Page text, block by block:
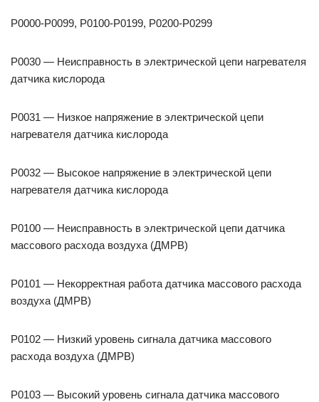
P0000-P0099, P0100-P0199, P0200-P0299
P0030 — Неисправность в электрической цепи нагревателя
датчика кислорода
P0031 — Низкое напряжение в электрической цепи
нагревателя датчика кислорода
P0032 — Высокое напряжение в электрической цепи
нагревателя датчика кислорода
P0100 — Неисправность в электрической цепи датчика
массового расхода воздуха (ДМРВ)
P0101 — Некорректная работа датчика массового расхода
воздуха (ДМРВ)
P0102 — Низкий уровень сигнала датчика массового
расхода воздуха (ДМРВ)
P0103 — Высокий уровень сигнала датчика массового